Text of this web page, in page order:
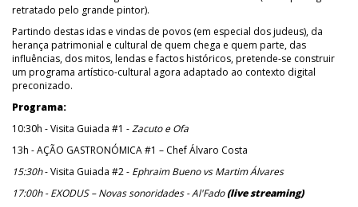
retratado pelo grande pintor).
Partindo destas idas e vindas de povos (em especial dos judeus), da
herança patrimonial e cultural de quem chega e quem parte, das
influências, dos mitos, lendas e factos históricos, pretende-se construir
um programa artístico-cultural agora adaptado ao contexto digital
preconizado.
Programa:
10:30h - Visita Guiada #1 -Zacuto e Ofa
13h - AÇÃO GASTRONÓMICA #1 – Chef Álvaro Costa
15:30h- Visita Guiada #2 - Ephraim Bueno vs Martim Álvares
17:00h - EXODUS – Novas sonoridades - Al'Fado(live streaming)